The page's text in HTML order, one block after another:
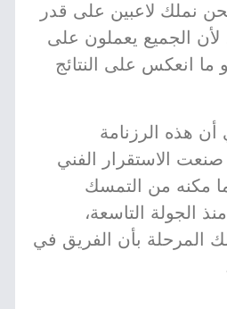
نملك لاعبين على قدر
الجميع يعملون على
انعكس على النتائج
هذه الرزنامة
الاستقرار الفني
مكنه من التمسك
الجولة التاسعة،
المرحلة بأن الفريق في